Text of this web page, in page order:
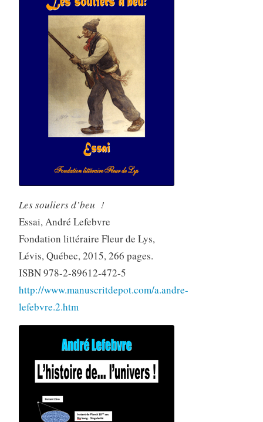
Les souliers d’beu !
Essai, André Lefebvre
Fondation littéraire Fleur de Lys,
Lévis, Québec, 2015, 266 pages.
ISBN 978-2-89612-472-5
http://www.manuscritdepot.com/a.andre-
lefebvre.2.htm